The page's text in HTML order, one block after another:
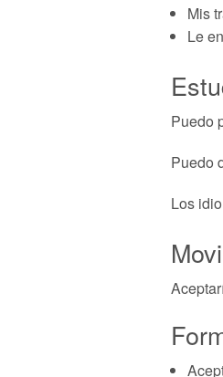
Mis
Le
Puedo
Puedo
Los